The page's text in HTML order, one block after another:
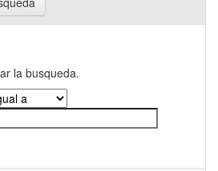
la busqueda.